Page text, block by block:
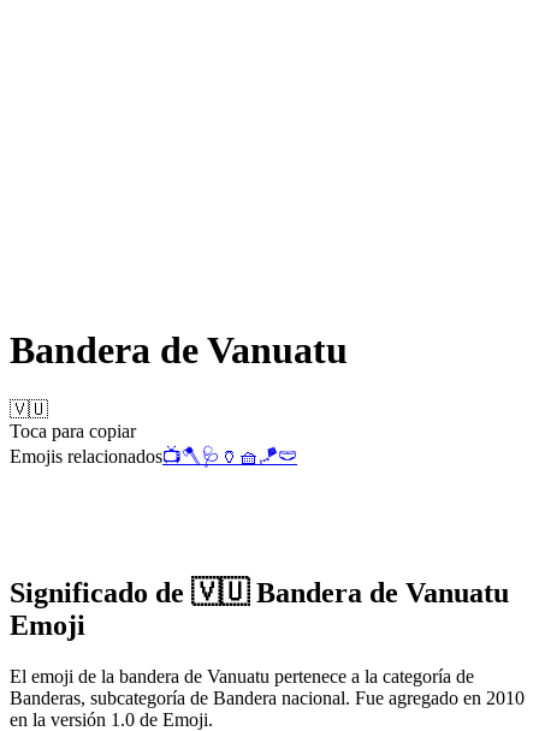
Bandera de Vanuatu
🇻🇺
Toca para copiar
Emojis relacionados📺🪓 🩺 🏺 🧺🪁🩲
Significado de 🇻🇺 Bandera de Vanuatu
Emoji
El emoji de la bandera de Vanuatu pertenece a la categoría de
Banderas, subcategoría de Bandera nacional. Fue agregado en 2010
en la versión 1.0 de Emoji.